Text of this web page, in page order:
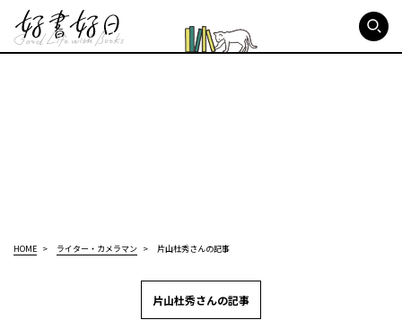
HOME ライター・カメラマン 片山杜秀さんの記事
片山杜秀さんの記事